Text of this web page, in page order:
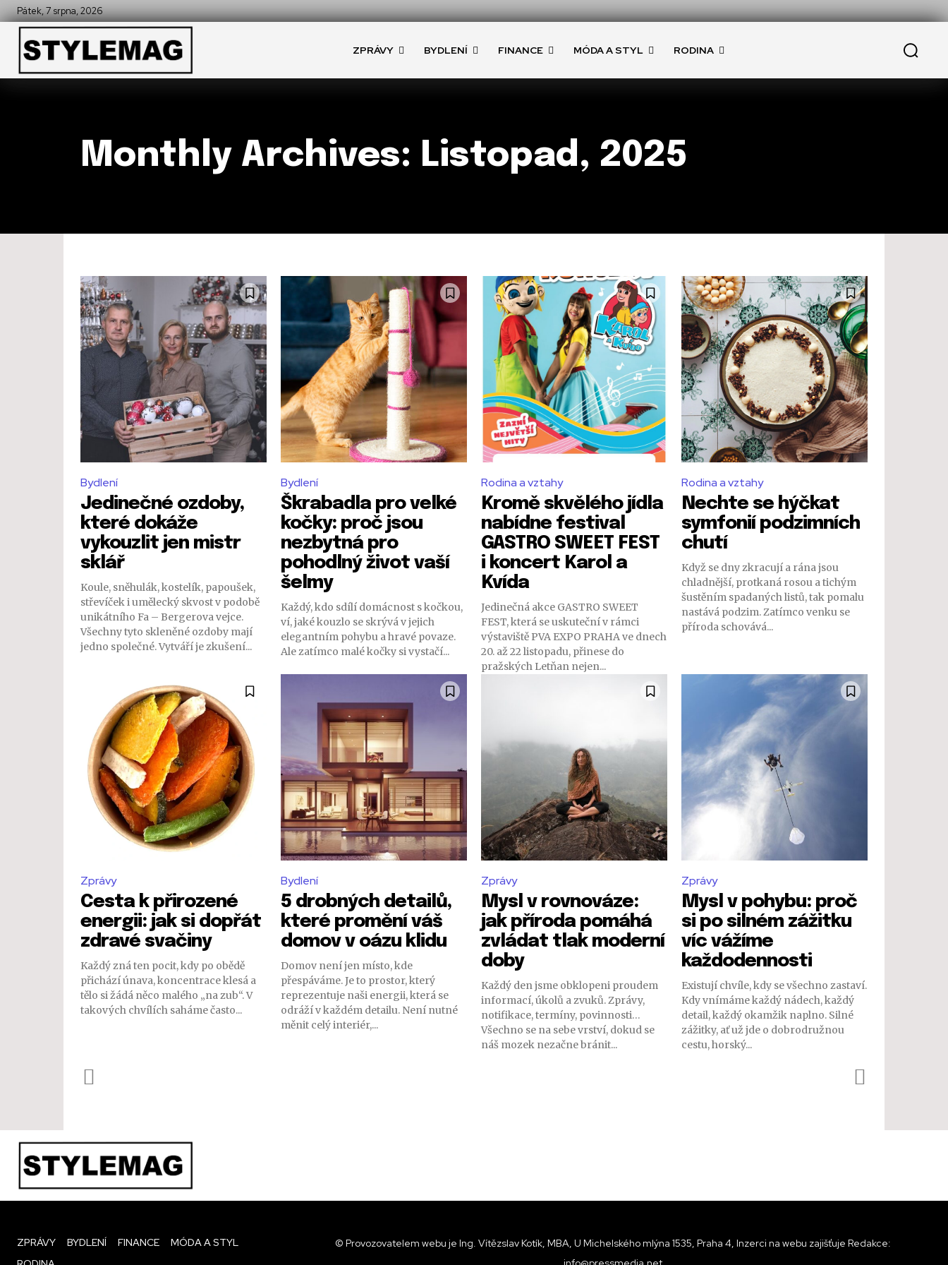
Pátek, 7 srpna, 2026
ZPRÁVY BYDLENÍ FINANCE MÓDA A STYL RODINA
Monthly Archives: Listopad, 2025
Bydlení
Jedinečné ozdoby,
které dokáže
vykouzlit jen mistr
sklář
Koule, sněhulák, kostelík, papoušek,
střevíček i umělecký skvost v podobě
unikátního Fa – Bergerova vejce.
Všechny tyto skleněné ozdoby mají
jedno společné. Vytváří je zkušení...
Bydlení
Škrabadla pro velké
kočky: proč jsou
nezbytná pro
pohodlný život vaší
šelmy
Každý, kdo sdílí domácnost s kočkou,
ví, jaké kouzlo se skrývá v jejich
elegantním pohybu a hravé povaze.
Ale zatímco malé kočky si vystačí...
Rodina a vztahy
Kromě skvělého jídla
nabídne festival
GASTRO SWEET FEST
i koncert Karol a
Kvída
Jedinečná akce GASTRO SWEET
FEST, která se uskuteční v rámci
výstaviště PVA EXPO PRAHA ve dnech
20. až 22 listopadu, přinese do
pražských Letňan nejen...
Rodina a vztahy
Nechte se hýčkat
symfonií podzimních
chutí
Když se dny zkracují a rána jsou
chladnější, protkaná rosou a tichým
šustěním spadaných listů, tak pomalu
nastává podzim. Zatímco venku se
příroda schovává...
Zprávy
Cesta k přirozené
energii: jak si dopřát
zdravé svačiny
Každý zná ten pocit, kdy po obědě
přichází únava, koncentrace klesá a
tělo si žádá něco malého „na zub“. V
takových chvílích saháme často...
Bydlení
5 drobných detailů,
které promění váš
domov v oázu klidu
Domov není jen místo, kde
přespáváme. Je to prostor, který
reprezentuje naši energii, která se
odráží v každém detailu. Není nutné
měnit celý interiér,...
Zprávy
Mysl v rovnováze:
jak příroda pomáhá
zvládat tlak moderní
doby
Každý den jsme obklopeni proudem
informací, úkolů a zvuků. Zprávy,
notifikace, termíny, povinnosti…
Všechno se na sebe vrství, dokud se
náš mozek nezačne bránit...
Zprávy
Mysl v pohybu: proč
si po silném zážitku
víc vážíme
každodennosti
Existují chvíle, kdy se všechno zastaví.
Kdy vnímáme každý nádech, každý
detail, každý okamžik naplno. Silné
zážitky, ať už jde o dobrodružnou
cestu, horský...
ZPRÁVY BYDLENÍ FINANCE
MÓDA A STYL
© Provozovatelem webu je Ing. Vítězslav Kotík, MBA, U Michelského mlýna 1535, Praha 4, Inzerci na webu zajišťuje Redakce: